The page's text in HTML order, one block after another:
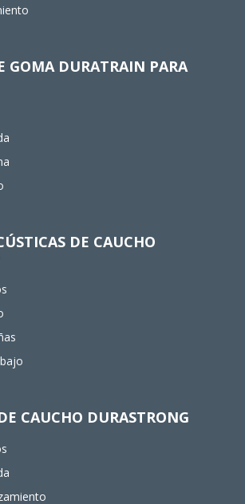
GOMA DURATRAIN PARA
DE CAUCHO
CAUCHO DURASTRONG